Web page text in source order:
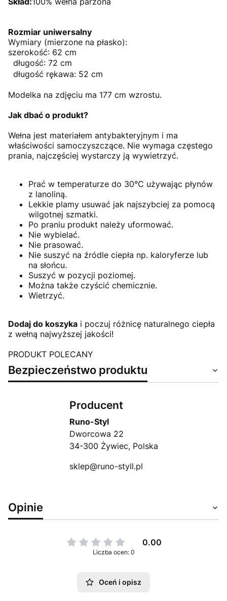
Rozmiar uniwersalny
Wymiary (mierzone na płasko):
szerokość: 62 cm
długość: 72 cm
długość rękawa: 52 cm
Modelka na zdjęciu ma 177 cm wzrostu.
Jak dbać o produkt?
Wełna jest materiałem antybakteryjnym i ma
właściwości samoczyszczące. Nie wymaga częstego
prania, najczęściej wystarczy ją wywietrzyć.
Prać w temperaturze do 30°C używając płynów
z lanoliną.
Lekkie plamy usuwać jak najszybciej za pomocą
wilgotnej szmatki.
Po praniu produkt należy uformować.
Nie wybielać.
Nie prasować.
Nie suszyć na źródle ciepła np. kaloryferze lub
na słońcu.
Suszyć w pozycji poziomej.
Można także czyścić chemicznie.
Wietrzyć.
Dodaj do koszyka i poczuj różnicę naturalnego ciepła
z wełną najwyższej jakości!
PRODUKT POLECANY
Bezpieczeństwo produktu
Producent
Runo-Styl
Dworcowa 22
34-300 Żywiec, Polska
sklep@runo-styll.pl
Opinie
0.00
Liczba ocen: 0
Oceń i opisz